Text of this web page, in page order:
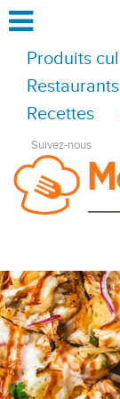
Produits
Restaurants
Recettes
Suivez-nous